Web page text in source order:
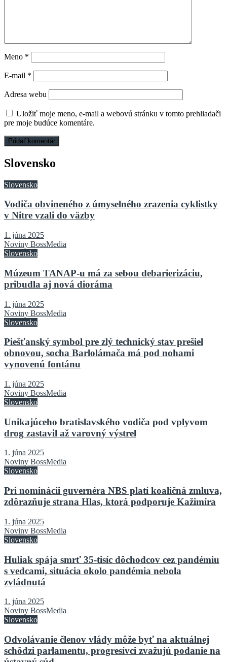
Meno *
E-mail *
Adresa webu
Uložiť moje meno, e-mail a webovú stránku v tomto prehliadači
pre moje budúce komentáre.
Slovensko
Slovensko
Vodiča obvineného z úmyselného zrazenia cyklistky
v Nitre vzali do väzby
1. júna 2025
Noviny BossMedia
Slovensko
Múzeum TANAP-u má za sebou debarierizáciu,
pribudla aj nová dioráma
1. júna 2025
Noviny BossMedia
Slovensko
Piešťanský symbol pre zlý technický stav prešiel
obnovou, socha Barlolámača má pod nohami
vynovenú fontánu
1. júna 2025
Noviny BossMedia
Slovensko
Unikajúceho bratislavského vodiča pod vplyvom
drog zastavil až varovný výstrel
1. júna 2025
Noviny BossMedia
Slovensko
Pri nominácii guvernéra NBS platí koaličná zmluva,
zdôrazňuje strana Hlas, ktorá podporuje Kažimíra
1. júna 2025
Noviny BossMedia
Slovensko
Huliak spája smrť 35-tisíc dôchodcov cez pandémiu
s vedcami, situácia okolo pandémia nebola
zvládnutá
1. júna 2025
Noviny BossMedia
Slovensko
Odvolávanie členov vlády môže byť na aktuálnej
schôdzi parlamentu, progresívci zvažujú podanie na